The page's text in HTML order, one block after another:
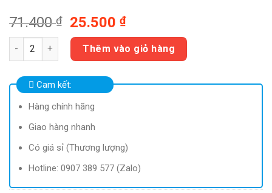
71.400₫ 25.500₫
Tearsnat PC Dung dịch làm sạch mắt (12ml) Dược Khoa
Thêm vào giỏ hàng
Cam kết:
Hàng chính hãng
Giao hàng nhanh
Có giá sỉ (Thương lượng)
Hotline: 0907 389 577 (Zalo)